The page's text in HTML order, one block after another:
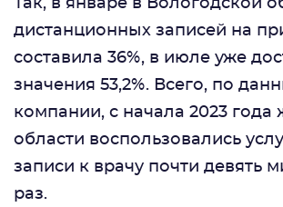
Так, в январе в Вологодской
дистанционных записей на
составила 36%, в июле уже
значения 53,2%. Всего, по
компании, с начала 2023 года
области воспользовались
записи к врачу почти девять
раз.